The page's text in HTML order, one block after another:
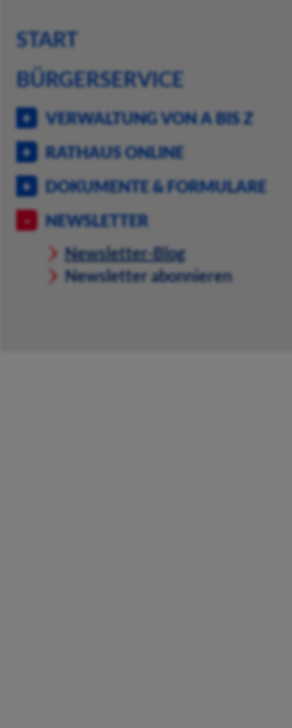
START
BÜRGERSERVICE
VERWALTUNG VON A BIS Z
RATHAUS ONLINE
DOKUMENTE & FORMULARE
NEWSLETTER
Newsletter-Blog
Newsletter abonnieren